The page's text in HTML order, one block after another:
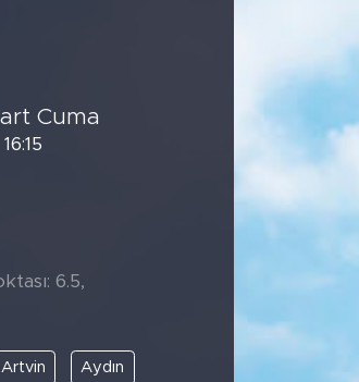
Cuma
16:15
6.5,
Artvin Aydın